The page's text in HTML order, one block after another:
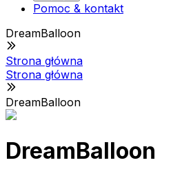
Pomoc & kontakt
DreamBalloon
Strona główna
Strona główna
DreamBalloon
DreamBalloon